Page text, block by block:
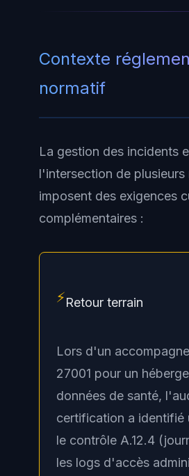
Contexte
normatif
La gestion des incidents
l'intersection de plusieurs
imposent des exigences
complémentaires :
⚡Retour terrain
Lors d'un
27001 pour un
données de santé,
certification a identifié
le contrôle A.12.4
les logs d'accès